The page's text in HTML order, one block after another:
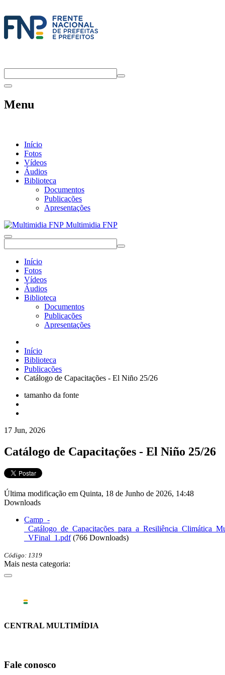
Menu
Início
Fotos
Vídeos
Áudios
Biblioteca
Documentos
Publicações
Apresentações
Multimidia FNP
Início
Fotos
Vídeos
Áudios
Biblioteca
Documentos
Publicações
Apresentações
Início
Biblioteca
Publicações
Catálogo de Capacitações - El Niño 25/26
tamanho da fonte
17 Jun, 2026
Catálogo de Capacitações - El Niño 25/26
Última modificação em Quinta, 18 de Junho de 2026, 14:48
Downloads
Camp_-
_VFinal_1.pdf (766 Downloads)
Código: 1319
Mais nesta categoria:
CENTRAL MULTIMÍDIA
Fale conosco